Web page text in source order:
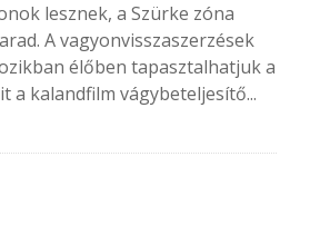
lesznek, a Szürke zóna
A vagyonvisszaszerzések
élőben tapasztalhatjuk a
a kalandfilm vágybeteljesítő...